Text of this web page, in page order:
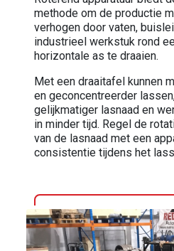
methode om de productie
verhogen door vaten,
industrieel werkstuk rond
horizontale as te draaien.
Met een draaitafel kunnen
en geconcentreerder
gelijkmatiger lasnaad en
in minder tijd. Regel de
van de lasnaad met een
consistentie tijdens het